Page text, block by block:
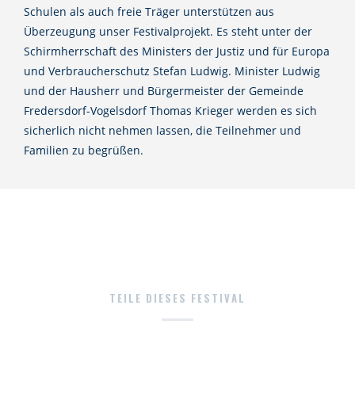
Schulen als auch freie Träger unterstützen aus
Überzeugung unser Festivalprojekt. Es steht unter der
Schirmherrschaft des Ministers der Justiz und für Europa
und Verbraucherschutz Stefan Ludwig. Minister Ludwig
und der Hausherr und Bürgermeister der Gemeinde
Fredersdorf-Vogelsdorf Thomas Krieger werden es sich
sicherlich nicht nehmen lassen, die Teilnehmer und
Familien zu begrüßen.
TEILE DIESES FESTIVAL